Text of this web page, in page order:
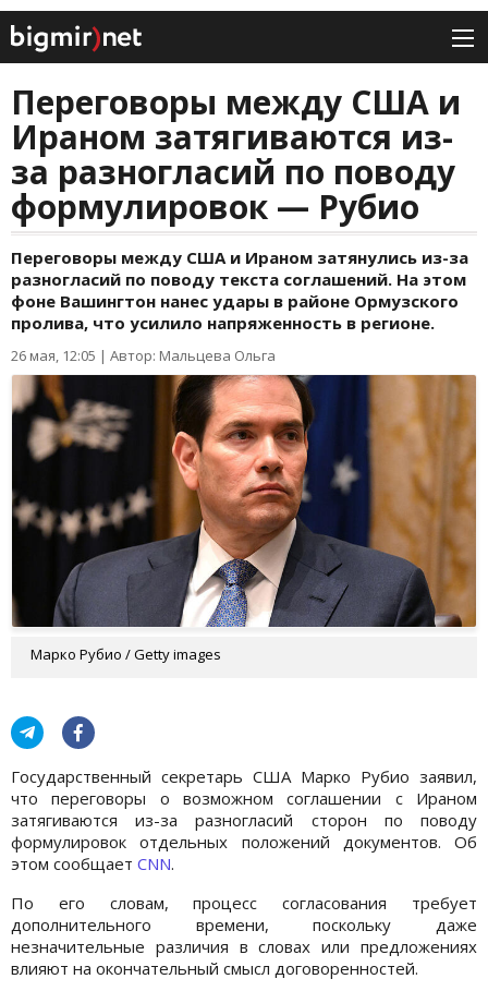
Переговоры между США и
Ираном затягиваются из-
за разногласий по поводу
формулировок — Рубио
Переговоры между США и Ираном затянулись из-за
разногласий по поводу текста соглашений. На этом
фоне Вашингтон нанес удары в районе Ормузского
пролива, что усилило напряженность в регионе.
26 мая, 12:05 | Автор: Мальцева Ольга
Марко Рубио / Getty images
Государственный секретарь США Марко Рубио заявил,
что переговоры о возможном соглашении с Ираном
затягиваются из-за разногласий сторон по поводу
формулировок отдельных положений документов. Об
этом сообщает CNN.
По его словам, процесс согласования требует
дополнительного времени, поскольку даже
незначительные различия в словах или предложениях
влияют на окончательный смысл договоренностей.